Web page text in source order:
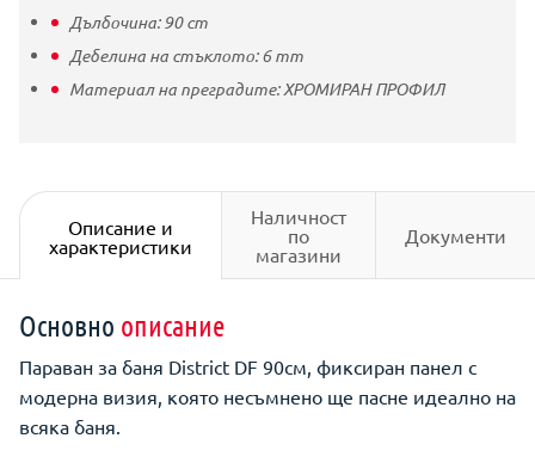
Дълбочина:90cm
Дебелина на стъклото:6mm
Материал на преградите:ХРОМИРАН ПРОФИЛ
Описание и
характеристики
Наличност
по
магазини
Документи
Основно описание
Параван за баня District DF 90см, фиксиран панел с
модерна визия, която несъмнено ще пасне идеално на
всяка баня.